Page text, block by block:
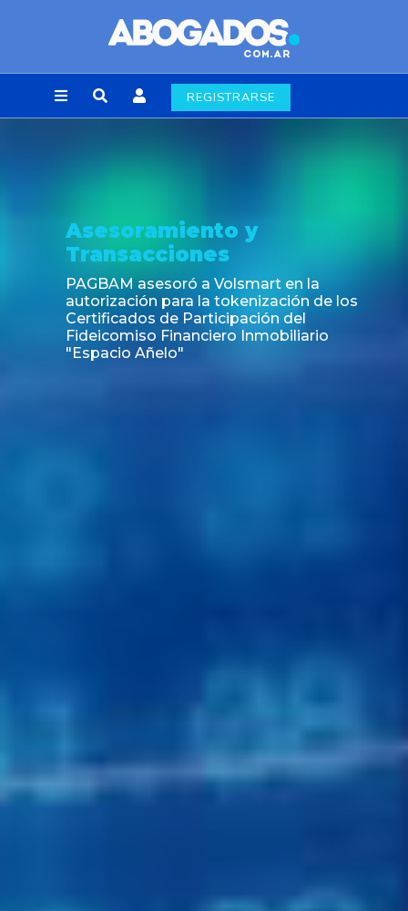
REGISTRARSE
Asesoramiento y
Transacciones
PAGBAM asesoró a Volsmart en la
autorización para la tokenización de los
Certificados de Participación del
Fideicomiso Financiero Inmobiliario
"Espacio Añelo"